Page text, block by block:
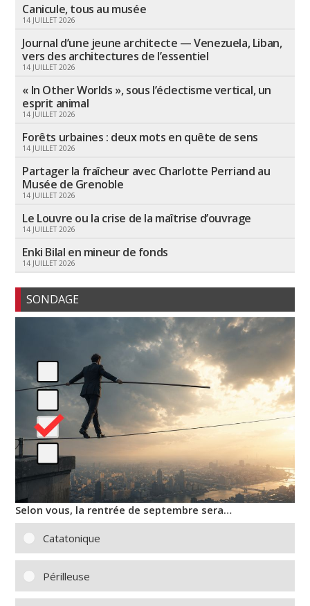
Canicule, tous au musée
14 JUILLET 2026
Journal d’une jeune architecte — Venezuela, Liban,
vers des architectures de l’essentiel
14 JUILLET 2026
« In Other Worlds », sous l’éclectisme vertical, un
esprit animal
14 JUILLET 2026
Forêts urbaines : deux mots en quête de sens
14 JUILLET 2026
Partager la fraîcheur avec Charlotte Perriand au
Musée de Grenoble
14 JUILLET 2026
Le Louvre ou la crise de la maîtrise d’ouvrage
14 JUILLET 2026
Enki Bilal en mineur de fonds
14 JUILLET 2026
SONDAGE
Selon vous, la rentrée de septembre sera…
Catatonique
Périlleuse